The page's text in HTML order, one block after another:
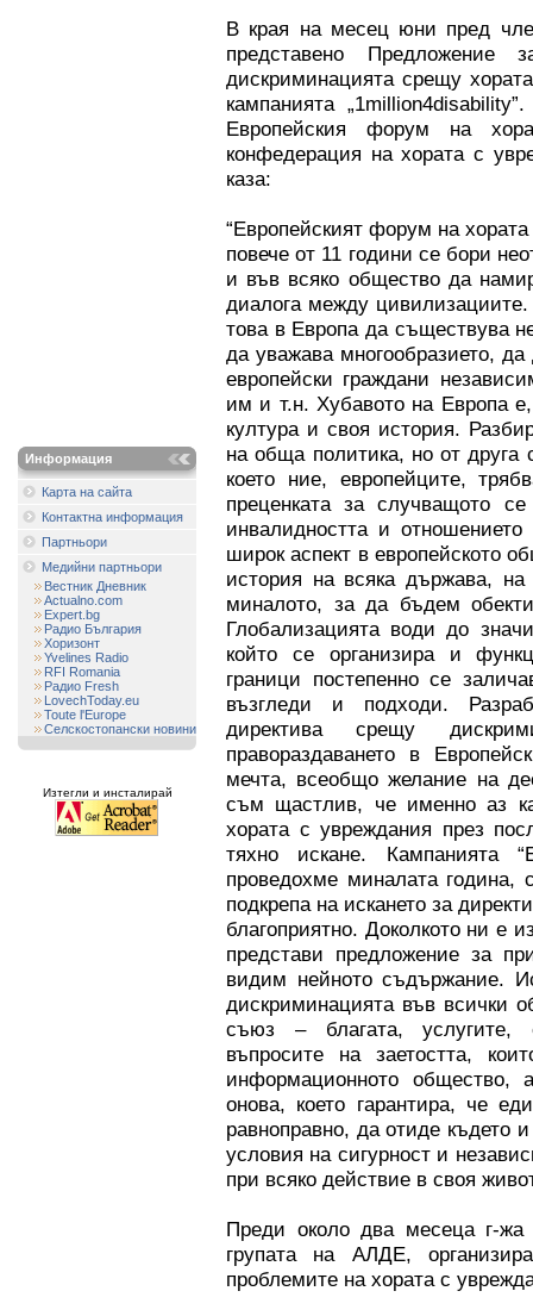
Информация
Карта на сайта
Контактна информация
Партньори
Медийни партньори
Вестник Дневник
Actualno.com
Expert.bg
Радио България
Хоризонт
Yvelines Radio
RFI Romania
Радио Fresh
LovechToday.eu
Toute l'Europe
Селскостопански новини
Изтегли и инсталирай
В края на месец юни пред
представено
дискриминацията срещу
кампанията
Европейския форум на
конфедерация на хората с
каза:
“Европейският форум на
повече от 11 години се бори
и във всяко общество да
диалога между
това в Европа да съществува
да уважава многообразието,
европейски граждани
им и т.н. Хубавото на Европа
култура и своя история.
на обща политика, но от друга
което ние, европейците,
преценката за случващото
инвалидността и
широк аспект в европейското
история на всяка държава,
миналото, за да бъдем
Глобализацията води до
който се организира и
граници постепенно се
възгледи и подходи.
директива срещу
правораздаването в
мечта, всеобщо желание на
съм щастлив, че именно аз
хората с увреждания през
тяхно искане. Кампанията
проведохме миналата
подкрепа на искането за
благоприятно. Доколкото ни е
представи предложение за
видим нейното съдържание.
дискриминацията във всички
съюз – благата, услугите,
въпросите на заетостта,
информационното общество,
онова, което гарантира, че
равноправно, да отиде където
условия на сигурност и
при всяко действие в своя
Преди около два месеца г-жа
групата на АЛДЕ,
проблемите на хората с